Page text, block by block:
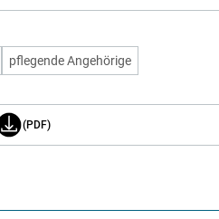
pflegende Angehörige
(PDF)